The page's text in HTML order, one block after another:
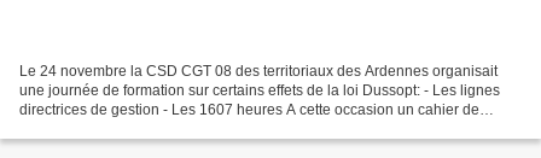
Le 24 novembre la CSD CGT 08 des territoriaux des Ardennes organisait
une journée de formation sur certains effets de la loi Dussopt: - Les lignes
directrices de gestion - Les 1607 heures A cette occasion un cahier de